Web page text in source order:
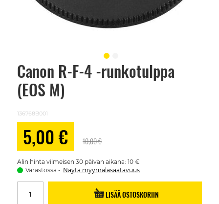
Canon R-F-4 -runkotulppa
(EOS M)
136768B001
5,00 € 10,00 €
Alin hinta viimeisen 30 päivän aikana: 10 €
Varastossa
Näytä myymäläsaatavuus
LISÄÄ OSTOSKORIIN
Skip
beginning
images
gallery